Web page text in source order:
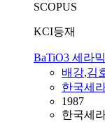
SCOPUS
KCI등재
BaTiO3 세라
배강,김
한국세
1987
한국세